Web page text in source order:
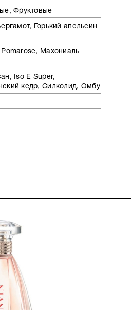
Фруктовые
Горький апельсин
Махониаль
Iso E Super,
кедр, Силколид, Омбу